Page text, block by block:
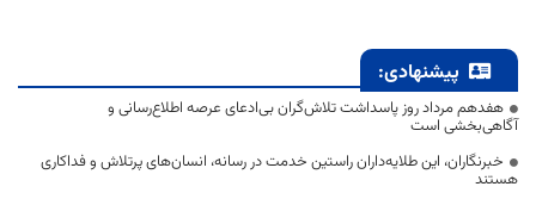
پیشنهادی:
هفدهم مرداد روز پاسداشت تلاش‌گران بی‌ادعای عرصه اطلاع‌رسانی و
آگاهی‌بخشی است
خبرنگاران، این طلایه‌داران راستین خدمت در رسانه، انسان‌های پرتلاش و فداکاری
هستند